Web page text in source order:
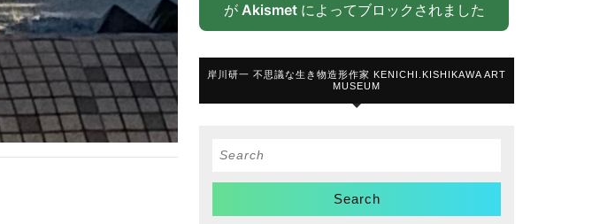
が Akismetによってブロックされました
岸川研一 不思議な生き物造形作家 KENICHI.KISHIKAWA ART
MUSEUM
Search